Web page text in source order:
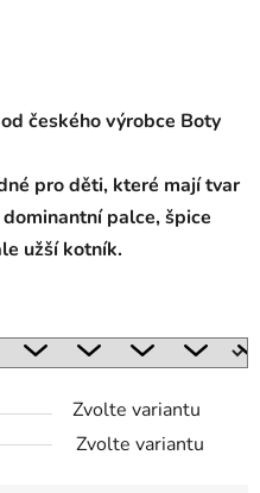
českého výrobce Boty
pro děti, které mají tvar
palce, špice
užší kotník.
Zvolte variantu
Zvolte variantu